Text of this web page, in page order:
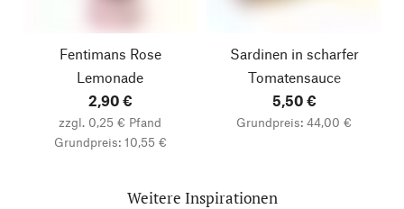
Fentimans Rose
Lemonade
2,90 €
zzgl. 0,25 € Pfand
Grundpreis: 10,55 €
Sardinen in scharfer
Tomatensauce
5,50 €
Grundpreis: 44,00 €
Weitere Inspirationen